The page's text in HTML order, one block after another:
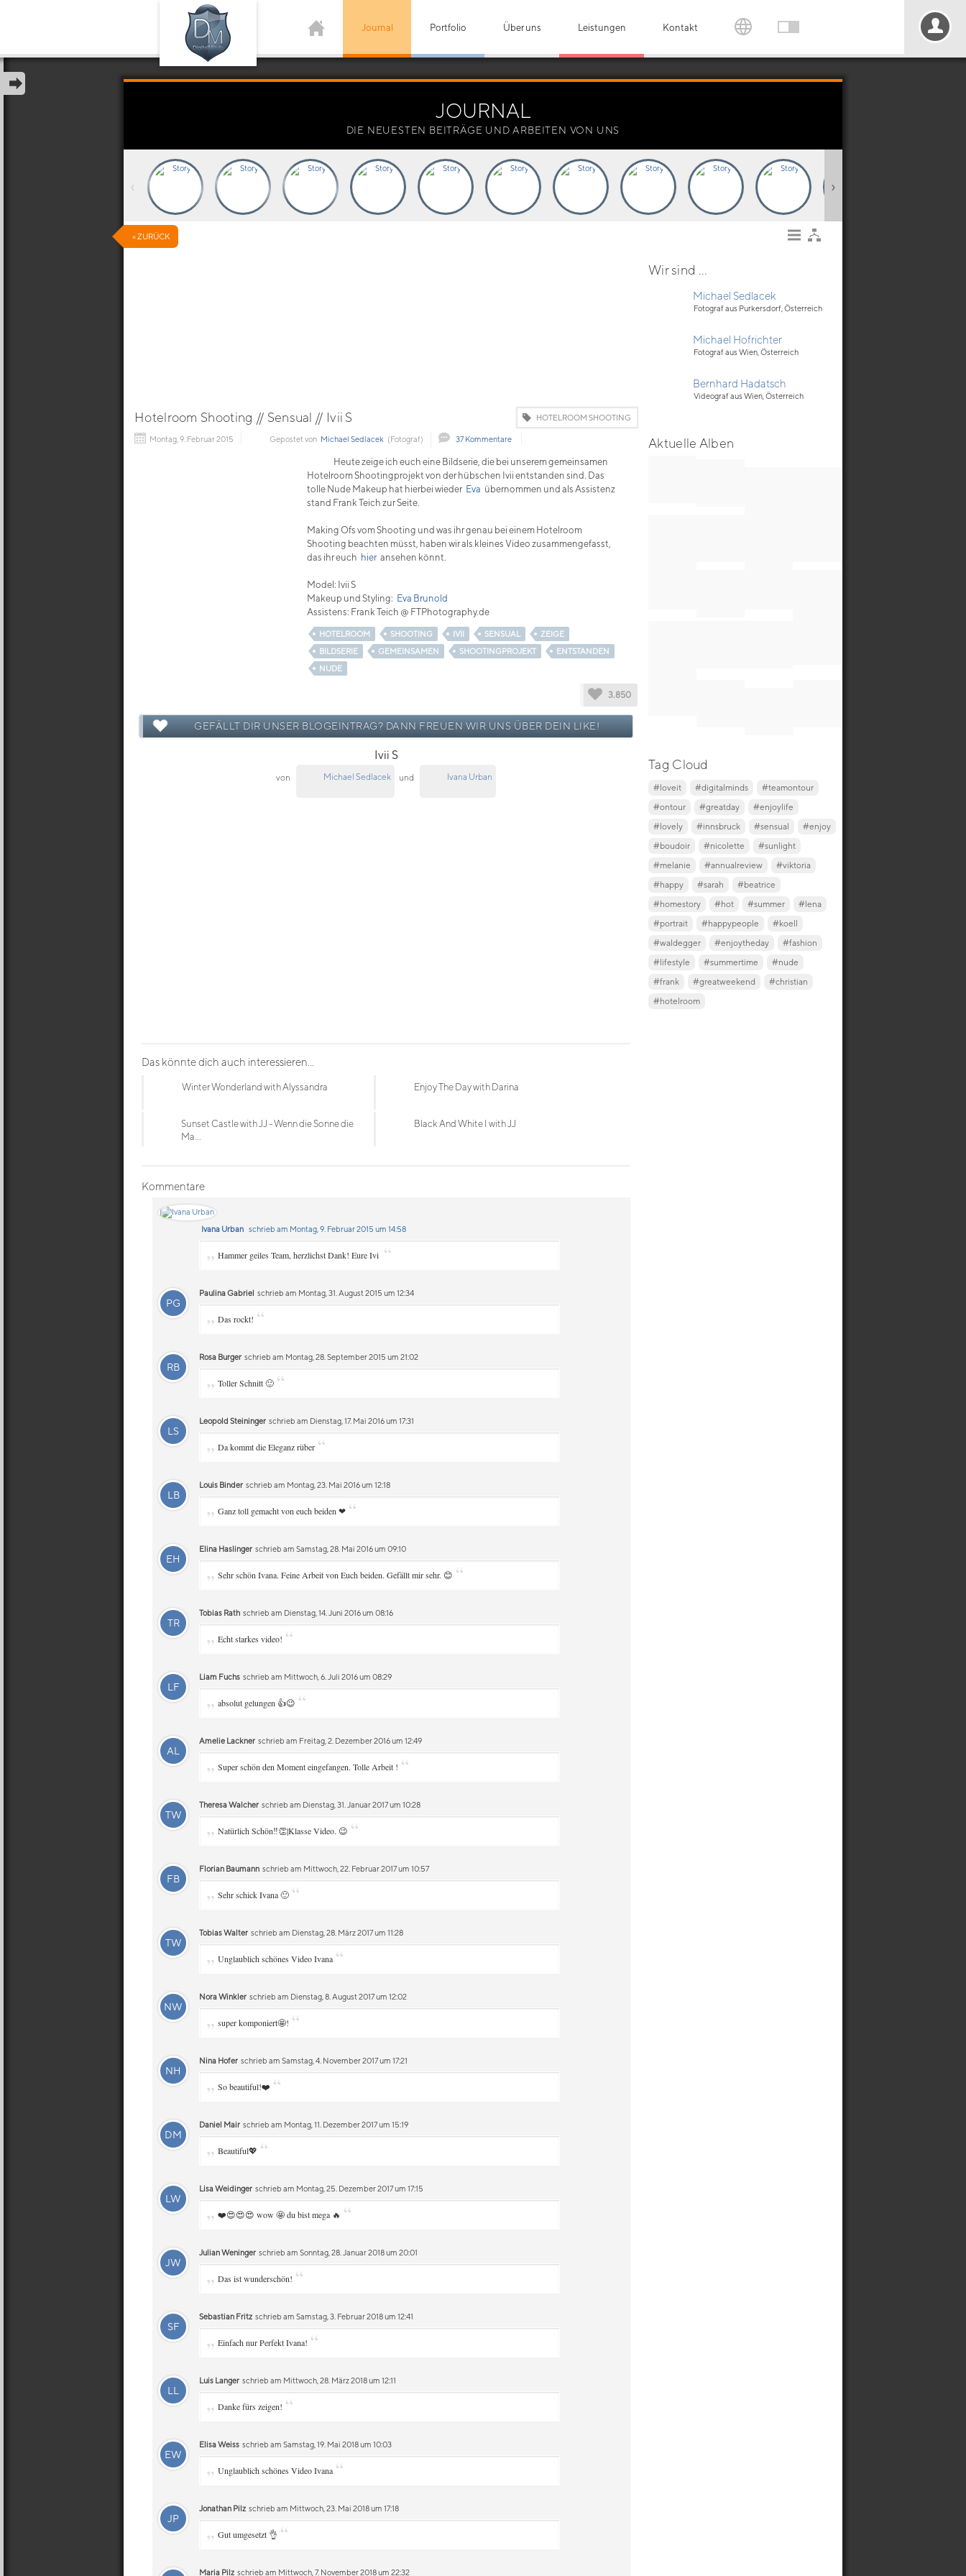
Journal Portfolio Über uns Leistungen Kontakt
JOURNAL
DIE NEUESTEN BEITRÄGE UND ARBEITEN VON UNS
‹ ›
« ZURÜCK
HOTELROOM SHOOTING
Hotelroom Shooting // Sensual // Ivii S
Montag, 9. Februar 2015 Gepostet von Michael Sedlacek (Fotograf) 37 Kommentare
Heute zeige ich euch eine Bildserie, die bei unserem gemeinsamen
Hotelroom Shootingprojekt von der hübschen Ivii entstanden sind. Das
tolle Nude Makeup hat hierbei wieder Eva übernommen und als Assistenz
stand Frank Teich zur Seite.
Making Ofs vom Shooting und was ihr genau bei einem Hotelroom
Shooting beachten müsst, haben wir als kleines Video zusammengefasst,
das ihr euch hier ansehen könnt.
Model: Ivii S
Makeup und Styling: Eva Brunold
Assistens: Frank Teich @ FTPhotography.de
HOTELROOM SHOOTING IVII SENSUAL
ZEIGE
BILDSERIE
GEMEINSAMEN SHOOTINGPROJEKT
ENTSTANDEN
NUDE
3.850
GEFÄLLT DIR UNSER BLOGEINTRAG? DANN FREUEN WIR UNS ÜBER DEIN LIKE!
Ivii S
von Michael Sedlacek und Ivana Urban
Das könnte dich auch interessieren...
Winter Wonderland with Alyssandra Enjoy The Day with Darina
Sunset Castle with JJ - Wenn die Sonne die
Ma...
Black And White I with JJ
Kommentare
Ivana Urban schrieb am Montag, 9. Februar 2015 um 14:58
„ Hammer geiles Team, herzlichst Dank! Eure Ivi “
PG
Paulina Gabriel schrieb am Montag, 31. August 2015 um 12:34
„ Das rockt! “
RB
Rosa Burger schrieb am Montag, 28. September 2015 um 21:02
„ Toller Schnitt 🙂 “
LS
Leopold Steininger schrieb am Dienstag, 17. Mai 2016 um 17:31
„ Da kommt die Eleganz rüber “
LB
Louis Binder schrieb am Montag, 23. Mai 2016 um 12:18
„ Ganz toll gemacht von euch beiden ❤ “
EH
Elina Haslinger schrieb am Samstag, 28. Mai 2016 um 09:10
„ Sehr schön Ivana. Feine Arbeit von Euch beiden. Gefällt mir sehr. 😊 “
TR
Tobias Rath schrieb am Dienstag, 14. Juni 2016 um 08:16
„ Echt starkes video! “
LF
Liam Fuchs schrieb am Mittwoch, 6. Juli 2016 um 08:29
„ absolut gelungen 👍😉 “
AL
Amelie Lackner schrieb am Freitag, 2. Dezember 2016 um 12:49
„ Super schön den Moment eingefangen. Tolle Arbeit ! “
TW
Theresa Walcher schrieb am Dienstag, 31. Januar 2017 um 10:28
„ Natürlich Schön‼️👏|Klasse Video. 😉 “
FB
Florian Baumann schrieb am Mittwoch, 22. Februar 2017 um 10:57
„ Sehr schick Ivana 🙂 “
TW
Tobias Walter schrieb am Dienstag, 28. März 2017 um 11:28
„ Unglaublich schönes Video Ivana “
NW
Nora Winkler schrieb am Dienstag, 8. August 2017 um 12:02
„ super komponiert🤩! “
NH
Nina Hofer schrieb am Samstag, 4. November 2017 um 17:21
„ So beautiful!❤️ “
DM
Daniel Mair schrieb am Montag, 11. Dezember 2017 um 15:19
„ Beautiful💖 “
LW
Lisa Weidinger schrieb am Montag, 25. Dezember 2017 um 17:15
„ ❤️😍😍😍 wow 🤩 du bist mega 🔥 “
JW
Julian Weninger schrieb am Sonntag, 28. Januar 2018 um 20:01
„ Das ist wunderschön! “
SF
Sebastian Fritz schrieb am Samstag, 3. Februar 2018 um 12:41
„ Einfach nur Perfekt Ivana! “
LL
Luis Langer schrieb am Mittwoch, 28. März 2018 um 12:11
„ Danke fürs zeigen! “
EW
Elisa Weiss schrieb am Samstag, 19. Mai 2018 um 10:03
„ Unglaublich schönes Video Ivana “
JP
Jonathan Pilz schrieb am Mittwoch, 23. Mai 2018 um 17:18
„ Gut umgesetzt 👌 “
Maria Pilz schrieb am Mittwoch, 7. November 2018 um 22:32
Wir sind ...
Michael Sedlacek
Fotograf aus Purkersdorf, Österreich
Michael Hofrichter
Fotograf aus Wien, Österreich
Bernhard Hadatsch
Videograf aus Wien, Österreich
Aktuelle Alben
Tag Cloud
#loveit #digitalminds
#teamontour
#ontour
#greatday
#enjoylife
#lovely
#innsbruck #sensual
#enjoy
#boudoir
#nicolette
#sunlight
#melanie
#annualreview
#viktoria
#happy
#sarah
#beatrice
#homestory
#hot #summer
#lena
#portrait
#happypeople
#koell
#waldegger
#enjoytheday
#fashion
#lifestyle
#summertime
#nude
#frank
#greatweekend
#christian
#hotelroom